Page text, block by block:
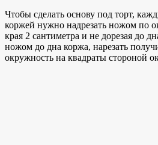
Чтобы сделать основу под торт,
коржей нужно надрезать ножом по
края 2 сантиметра и не дорезая до
ножом до дна коржа, нарезать
окружность на квадраты стороной